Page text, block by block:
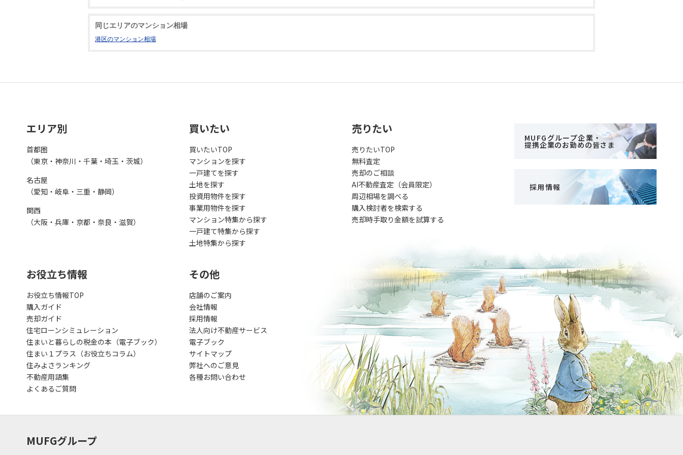
同じエリアのマンション相場
港区のマンション相場
エリア別
首都圏
（東京・神奈川・千葉・埼玉・茨城）
名古屋
（愛知・岐阜・三重・静岡）
関西
（大阪・兵庫・京都・奈良・滋賀）
買いたい
買いたいTOP
マンションを探す
一戸建てを探す
土地を探す
投資用物件を探す
事業用物件を探す
マンション特集から探す
一戸建て特集から探す
土地特集から探す
売りたい
売りたいTOP
無料査定
売却のご相談
AI不動産査定（会員限定）
周辺相場を調べる
購入検討者を検索する
売却時手取り金額を試算する
MUFGグループ企業・
提携企業のお勤めの皆さま
採用情報
お役立ち情報
お役立ち情報TOP
購入ガイド
売却ガイド
住宅ローンシミュレーション
住まいと暮らしの税金の本（電子ブック）
住まい１プラス（お役立ちコラム）
住みよさランキング
不動産用語集
よくあるご質問
その他
店舗のご案内
会社情報
採用情報
法人向け不動産サービス
電子ブック
サイトマップ
弊社へのご意見
各種お問い合わせ
MUFGグループ